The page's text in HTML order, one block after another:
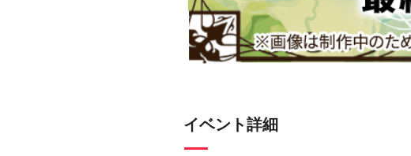
イベント詳細